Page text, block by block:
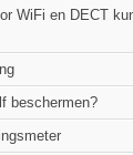
WiFi en DECT
beschermen?